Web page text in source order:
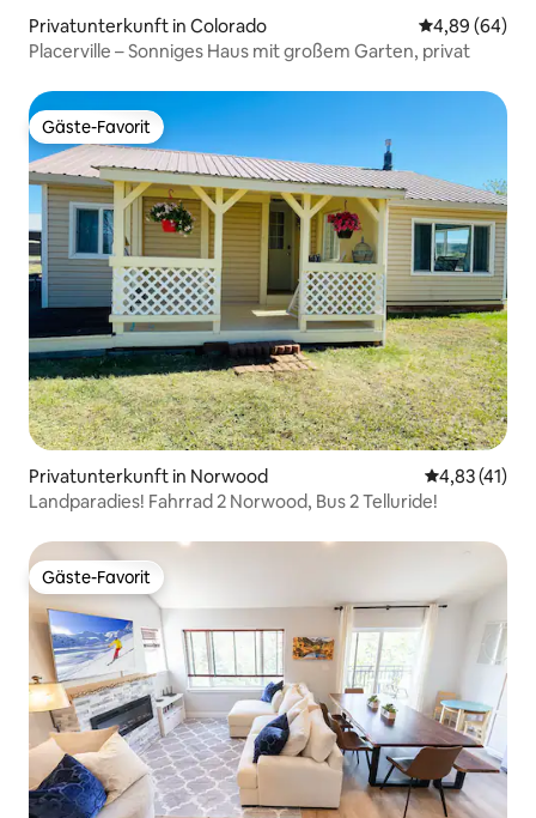
Privatunterkunft in Colorado
4,89 (64)
Placerville – Sonniges Haus mit großem Garten, privat
Gäste-Favorit
Gäste-Favorit
Privatunterkunft in Norwood
4,83 (41)
Landparadies! Fahrrad 2 Norwood, Bus 2 Telluride!
Gäste-Favorit
Gäste-Favorit